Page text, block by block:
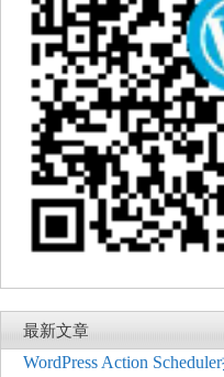
最新文章
WordPress Action